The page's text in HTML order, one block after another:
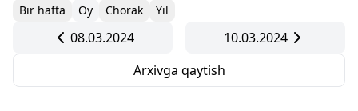
Bir hafta Oy Chorak Yil
08.03.2024
10.03.2024
Arxivga qaytish